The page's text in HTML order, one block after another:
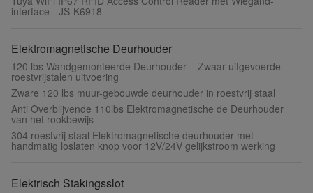
interface - JS-K6918
Elektromagnetische Deurhouder
120 lbs Wandgemonteerde Deurhouder – Zwaar uitgevoerde
roestvrijstalen uitvoering
Zware 120 lbs muur-gebouwde deurhouder in roestvrij staal
Anti Overblijvende 110lbs Elektromagnetische de Deurhouder
van het rookbewijs
304 roestvrij staal Elektromagnetische deurhouder met
handmatig loslaten knop voor 12V/24V gelijkstroom werking
Elektrisch Stakingsslot